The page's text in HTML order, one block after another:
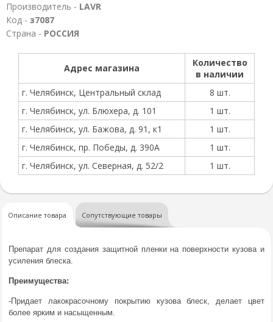
Производитель - LAVR
Код - з7087
Страна - РОССИЯ
Адрес магазина
Количество
в наличии
г. Челябинск, Центральный склад
8 шт.
г. Челябинск, ул. Блюхера, д. 101
1 шт.
г. Челябинск, ул. Бажова, д. 91, к1
1 шт.
г. Челябинск, пр. Победы, д. 390А
1 шт.
г. Челябинск, ул. Северная, д. 52/2
1 шт.
Описание товара Сопутствующие товары
Препарат для создания защитной пленки на поверхности кузова и
усиления блеска.
Преимущества:
-Придает лакокрасочному покрытию кузова блеск, делает цвет
более ярким и насыщенным.